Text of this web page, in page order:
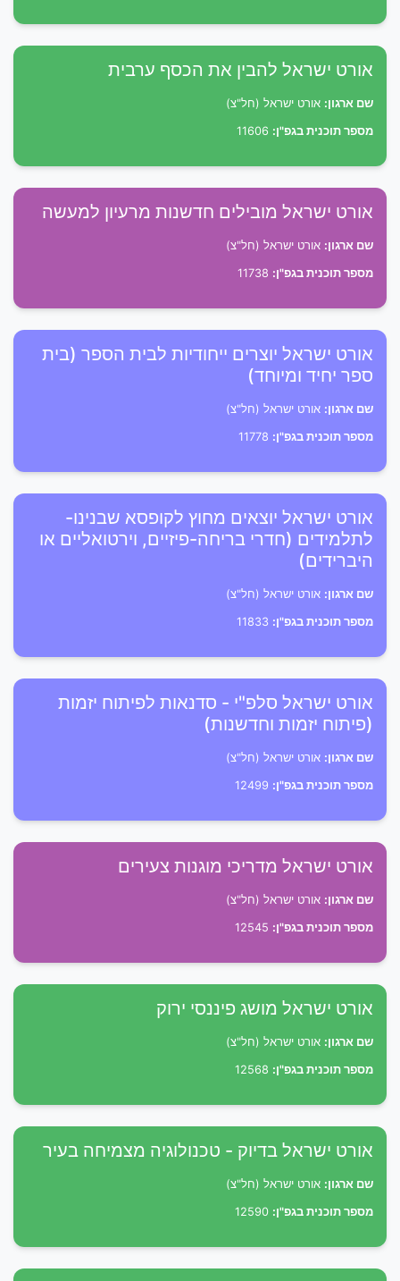
אורט ישראל להבין את הכסף ערבית
שם ארגון: אורט ישראל (חל"צ)
מספר תוכנית בגפ"ן:
אורט ישראל מובילים חדשנות מרעיון למעשה
שם ארגון: אורט ישראל (חל"צ)
מספר תוכנית בגפ"ן:
אורט ישראל יוצרים ייחודיות לבית הספר (בית
ספר יחיד ומיוחד)
שם ארגון: אורט ישראל (חל"צ)
מספר תוכנית בגפ"ן:
אורט ישראל יוצאים מחוץ לקופסא שבנינו-
לתלמידים (חדרי בריחה-פיזיים, וירטואליים או
היברידים)
שם ארגון: אורט ישראל (חל"צ)
מספר תוכנית בגפ"ן:
אורט ישראל סלפ"י - סדנאות לפיתוח יזמות
(פיתוח יזמות וחדשנות)
שם ארגון: אורט ישראל (חל"צ)
מספר תוכנית בגפ"ן:
אורט ישראל מדריכי מוגנות צעירים
שם ארגון: אורט ישראל (חל"צ)
מספר תוכנית בגפ"ן:
אורט ישראל מושג פיננסי ירוק
שם ארגון: אורט ישראל (חל"צ)
מספר תוכנית בגפ"ן:
אורט ישראל בדיוק - טכנולוגיה מצמיחה בעיר
שם ארגון: אורט ישראל (חל"צ)
מספר תוכנית בגפ"ן: